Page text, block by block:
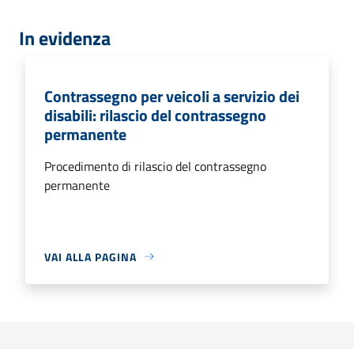
In evidenza
Contrassegno per veicoli a servizio dei
disabili: rilascio del contrassegno
permanente
Procedimento di rilascio del contrassegno
permanente
VAI ALLA PAGINA